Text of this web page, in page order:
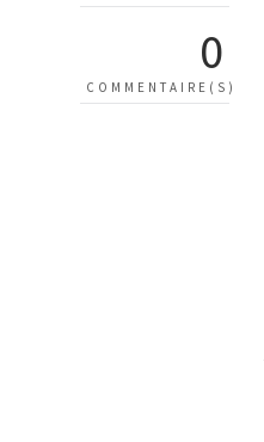
0
COMMENTAIRE(S)